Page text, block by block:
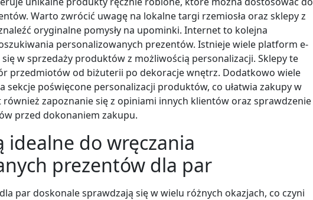
Warto zwrócić uwagę na lokalne targi rzemiosła oraz sklepy z
oryginalne pomysły na upominki. Internet to kolejna
personalizowanych prezentów. Istnieje wiele platform e-
w sprzedaży produktów z możliwością personalizacji. Sklepy te
przedmiotów od biżuterii po dekoracje wnętrz. Dodatkowo wiele
sekcje poświęcone personalizacji produktów, co ułatwia zakupy w
również zapoznanie się z opiniami innych klientów oraz sprawdzenie
przed dokonaniem zakupu.
idealne do wręczania
prezentów dla par
par doskonale sprawdzają się w wielu różnych okazjach, co czyni